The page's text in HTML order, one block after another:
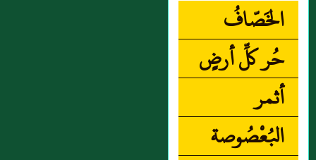
الخَصّافُ
حُر كلِّ أرضٍ
أثمر
البُعْصُوصة